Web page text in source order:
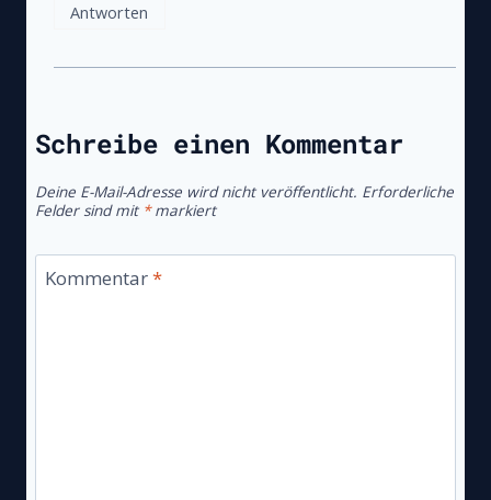
Antworten
Schreibe einen Kommentar
Deine E-Mail-Adresse wird nicht veröffentlicht. Erforderliche
Felder sind mit *markiert
Kommentar*